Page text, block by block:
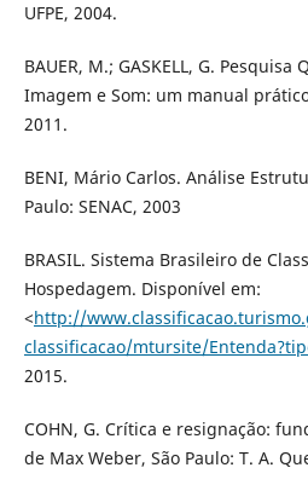
UFPE, 2004.
BAUER, M.; GASKELL, G.
Imagem e Som: um manual
2011.
BENI, Mário Carlos. Análise
Paulo: SENAC, 2003
BRASIL. Sistema Brasileiro de
Hospedagem. Disponível em:
<http://
classificacao/mtursite/
2015.
COHN, G. Crítica e resignação:
de Max Weber, São Paulo: T. A.